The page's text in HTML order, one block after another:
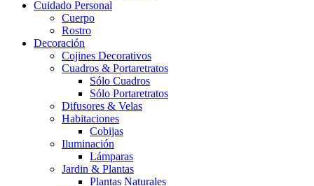
Cuidado Personal
Cuerpo
Rostro
Decoración
Cojines Decorativos
Cuadros & Portaretratos
Sólo Cuadros
Sólo Portaretratos
Difusores & Velas
Habitaciones
Cobijas
Iluminación
Lámparas
Jardin & Plantas
Plantas Naturales